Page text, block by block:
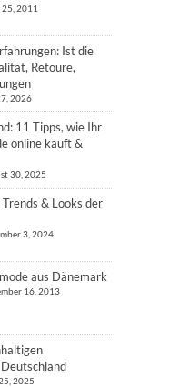
2011
Ist die
Retoure,
2026
11 Tipps, wie Ihr
online kauft &
30, 2025
& Looks der
3, 2024
aus Dänemark
16, 2013
2025